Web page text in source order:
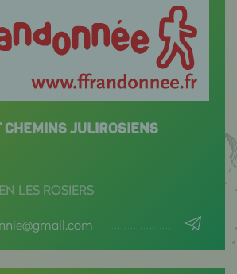
CHEMINS JULIROSIENS
LES ROSIERS